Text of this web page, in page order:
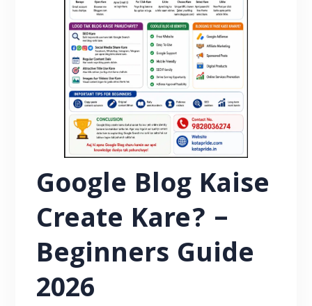
Google Blog Kaise
Create Kare? –
Beginners Guide
2026